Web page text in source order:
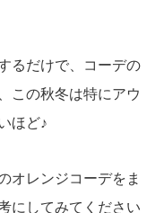
るだけで、コーデの
この秋冬は特にアウ
ほど♪
オレンジコーデをま
にしてみてください